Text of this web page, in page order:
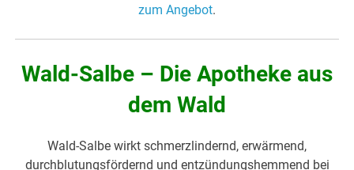
zum Angebot.
Wald-Salbe – Die Apotheke aus
dem Wald
Wald-Salbe wirkt schmerzlindernd, erwärmend,
durchblutungsfördernd und entzündungshemmend bei